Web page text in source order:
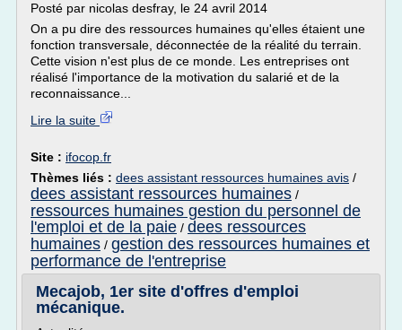
Posté par nicolas desfray, le 24 avril 2014
On a pu dire des ressources humaines qu'elles étaient une
fonction transversale, déconnectée de la réalité du terrain.
Cette vision n'est plus de ce monde. Les entreprises ont
réalisé l'importance de la motivation du salarié et de la
reconnaissance...
Lire la suite
Site : ifocop.fr
Thèmes liés : dees assistant ressources humaines avis /
dees assistant ressources humaines /
ressources humaines gestion du personnel de
l'emploi et de la paie / dees ressources
humaines / gestion des ressources humaines et
performance de l'entreprise
Mecajob, 1er site d'offres d'emploi
mécanique.